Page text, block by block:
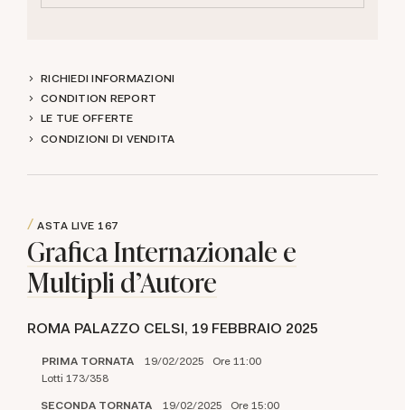
RICHIEDI INFORMAZIONI
CONDITION REPORT
LE TUE OFFERTE
CONDIZIONI DI VENDITA
ASTA LIVE 167
Grafica Internazionale e
Multipli d'Autore
ROMA PALAZZO CELSI, 19 FEBBRAIO 2025
PRIMA TORNATA 19/02/2025 Ore 11:00
Lotti 173/358
SECONDA TORNATA 19/02/2025 Ore 15:00